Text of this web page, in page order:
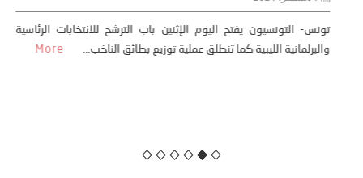
الأوسط، في حين أنها أبدت تردّدًا في التركيز
بالدرجة نفسها على الإصلاحات السياسية /خبير/
3 فبراير، 2021